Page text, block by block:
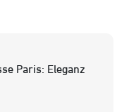
eleganter
Paris: Eleganz